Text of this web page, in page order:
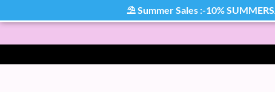
al
⛱ Summer Sales :-10%